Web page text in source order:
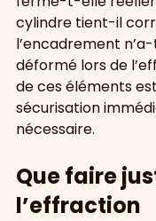
cylindre tient-il
l’encadrement
déformé lors de
de ces éléments
sécurisation
nécessaire.
Que faire
l’effraction